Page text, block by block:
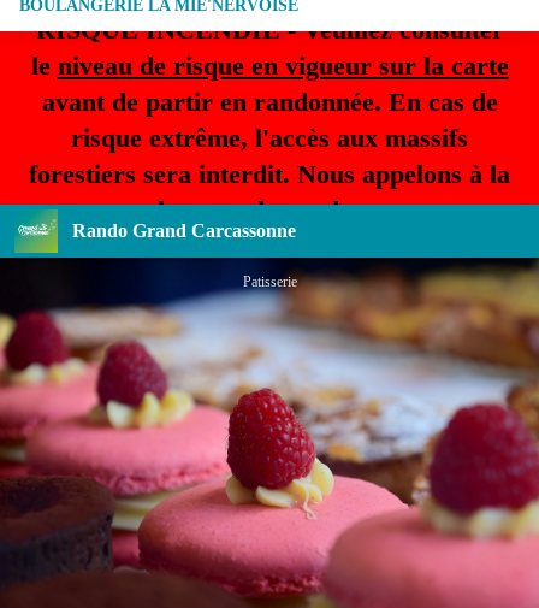
RISQUE INCENDIE - Veuillez consulter
le niveau de risque en vigueur sur la carte
avant de partir en randonnée. En cas de
risque extrême, l'accès aux massifs
forestiers sera interdit. Nous appelons à la
plus grande prudence.
Rando Grand Carcassonne
BOULANGERIE LA MIE'NERVOISE
Patisserie